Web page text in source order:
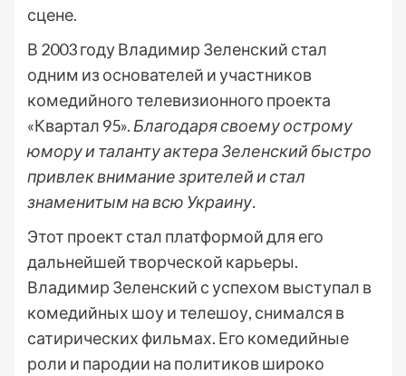
сцене.
В 2003 году Владимир Зеленский стал
одним из основателей и участников
комедийного телевизионного проекта
«Квартал 95». Благодаря своему острому
юмору и таланту актера Зеленский быстро
привлек внимание зрителей и стал
знаменитым на всю Украину.
Этот проект стал платформой для его
дальнейшей творческой карьеры.
Владимир Зеленский с успехом выступал в
комедийных шоу и телешоу, снимался в
сатирических фильмах. Его комедийные
роли и пародии на политиков широко